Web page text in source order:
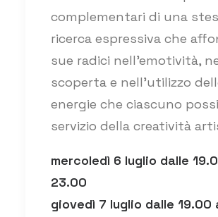
complementari di una
ricerca espressiva che
sue radici nell’emotività,
scoperta e nell’utilizzo
energie che ciascuno
servizio della creatività
mercoledì 6 luglio dalle
23.00
giovedì 7 luglio dalle 19.00